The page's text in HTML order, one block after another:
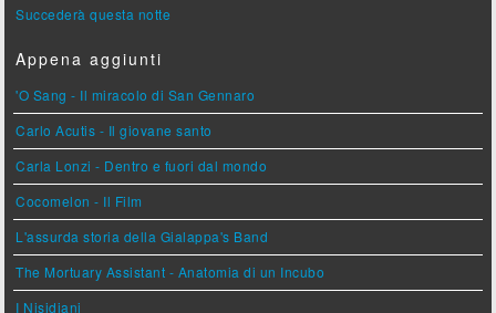
Succederà questa notte
Appena aggiunti
'O Sang - Il miracolo di San Gennaro
Carlo Acutis - Il giovane santo
Carla Lonzi - Dentro e fuori dal mondo
Cocomelon - Il Film
L'assurda storia della Gialappa's Band
The Mortuary Assistant - Anatomia di un Incubo
I Nisidiani